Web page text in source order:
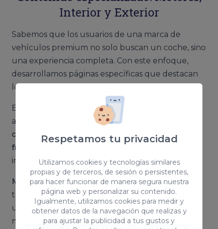
Respetamos tu privacidad
Utilizamos cookies y tecnologías similares
propias y de terceros, de sesión o persistentes,
para hacer funcionar de manera segura nuestra
página web y personalizar su contenido.
Igualmente, utilizamos cookies para medir y
obtener datos de la navegación que realizas y
para ajustar la publicidad a tus gustos y
Interior y Exterior
Sabemos que los usuarios de una marca de
vehículos premium no solo buscan un coche, sino
una experiencia completa. Con este enfoque,
desarrollamos páginas específicas que destacan
los aspectos más buscados de cada modelo.
Estas páginas están diseñadas para captar la
atención de los usuarios,ofreciendo información
detallada y resolviendo las dudas más
frecuentes
informadas.
Motores:Destacamos la potencia, eficiencia y
tecnología avanzada de cada opción, ofreciendo
una visión clara de las prestaciones que cada
motor puede aportar a la experiencia de